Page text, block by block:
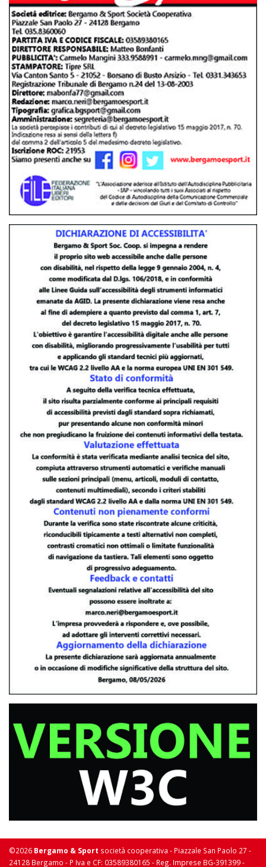
©2026 Bergamo & Sport società cooperativa - Piazzale San Paolo 27 -
24128 Bergamo - P Iva e CF: 03589380165 - Reg. Imprese BG-391399 -